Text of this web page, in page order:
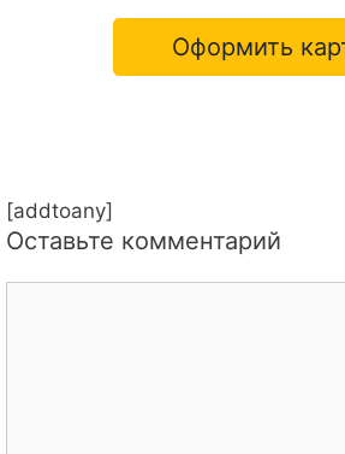
Оформить
[addtoany]
Оставьте комментарий